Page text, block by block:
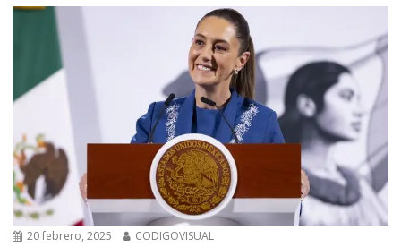
20 febrero, 2025 CODIGOVISUAL